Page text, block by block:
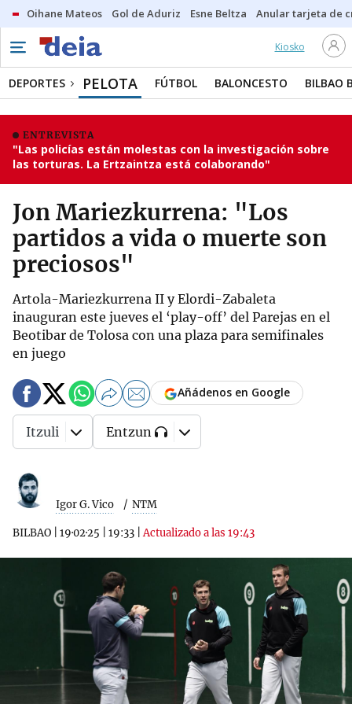
Oihane Mateos Gol de Aduriz Esne Beltza Anular tarjeta de
Kiosko
DEPORTES PELOTA FÚTBOL BALONCESTO BILBAO
ENTREVISTA
"Las policías están molestas con la investigación sobre
las torturas. La Ertzaintza está colaborando"
Jon Mariezkurrena: "Los
partidos a vida o muerte son
preciosos"
Artola-Mariezkurrena II y Elordi-Zabaleta
inauguran este jueves el ‘play-off’ del Parejas en el
Beotibar de Tolosa con una plaza para semifinales
en juego
Igor G. Vico NTM
BILBAO 19·02·25 19:33 |Actualizado a las 19:43
Añádenos en Google
Itzuli Entzun